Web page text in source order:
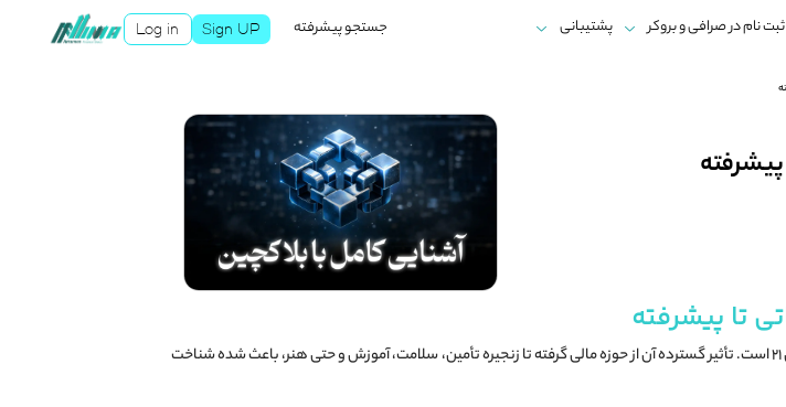
Log in Sign UP جستجو پیشرفته ثبت نام در صرافی و بروکر پشتیبانی
فناوری بلاک‌ چین بی‌ شک یکی از تحول‌ آفرین‌ ترین دستاوردهای قرن ۲۱ است. تأثیر گسترده آن از حوزه مالی گرفته تا زنجیره تأمین، سلامت، آموزش و حتی هنر، باعث شده شناخت